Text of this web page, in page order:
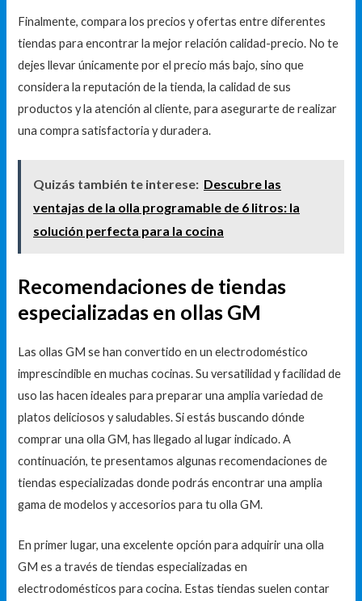
Finalmente, compara los precios y ofertas entre diferentes
tiendas para encontrar la mejor relación calidad-precio. No te
dejes llevar únicamente por el precio más bajo, sino que
considera la reputación de la tienda, la calidad de sus
productos y la atención al cliente, para asegurarte de realizar
una compra satisfactoria y duradera.
Quizás también te interese: Descubre las
ventajas de la olla programable de 6 litros: la
solución perfecta para la cocina
Recomendaciones de tiendas
especializadas en ollas GM
Las ollas GM se han convertido en un electrodoméstico
imprescindible en muchas cocinas. Su versatilidad y facilidad de
uso las hacen ideales para preparar una amplia variedad de
platos deliciosos y saludables. Si estás buscando dónde
comprar una olla GM, has llegado al lugar indicado. A
continuación, te presentamos algunas recomendaciones de
tiendas especializadas donde podrás encontrar una amplia
gama de modelos y accesorios para tu olla GM.
En primer lugar, una excelente opción para adquirir una olla
GM es a través de tiendas especializadas en
electrodomésticos para cocina. Estas tiendas suelen contar